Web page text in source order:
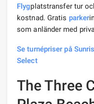
Flygplatstransfer tur
kostnad. Gratis parker
som anländer med
Se turnépriser på
Select
The Three